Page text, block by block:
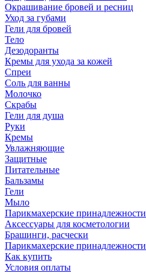
Окрашивание бровей и ресниц
Уход за губами
Гели для бровей
Тело
Дезодоранты
Кремы для ухода за кожей
Спреи
Соль для ванны
Молочко
Скрабы
Гели для душа
Руки
Кремы
Увлажняющие
Защитные
Питательные
Бальзамы
Гели
Мыло
Парикмахерские принадлежности
Аксессуары для косметологии
Брашинги, расчески
Парикмахерские принадлежности
Как купить
Условия оплаты